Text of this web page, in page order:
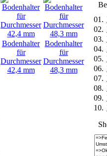
Bodenhalter
für
Durchmesser
42,4 mm
Bodenhalter
für
Durchmesser
48,3 mm
01.
02.
03.
04.
05.
06.
07.
08.
09.
10.